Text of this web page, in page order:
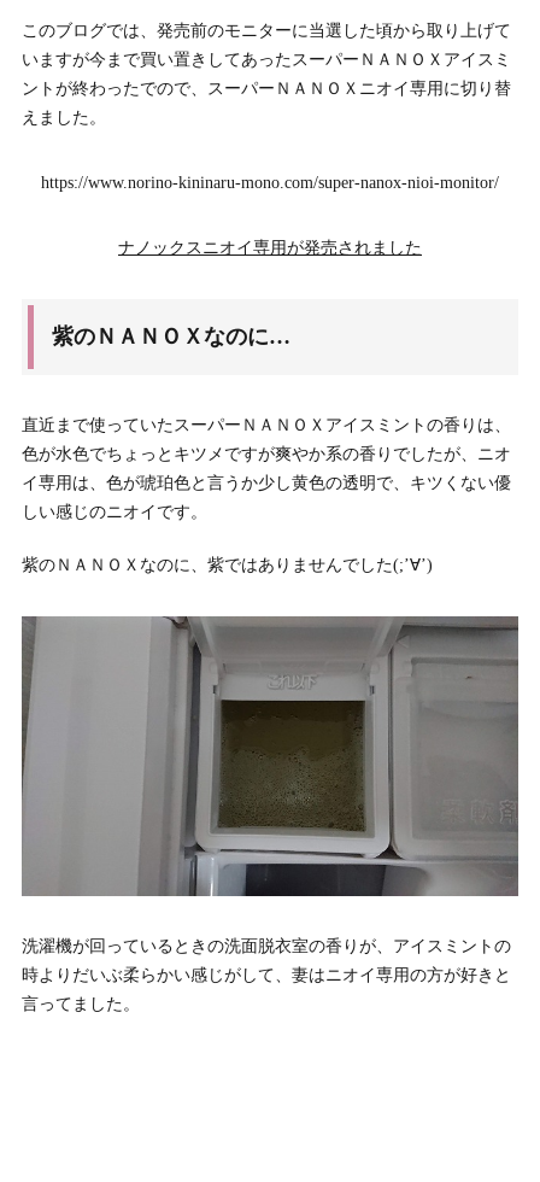
このブログでは、発売前のモニターに当選した頃から取り上げて
いますが今まで買い置きしてあったスーパーＮＡＮＯＸアイスミ
ントが終わったでので、スーパーＮＡＮＯＸニオイ専用に切り替
えました。
https://www.norino-kininaru-mono.com/super-nanox-nioi-monitor/
ナノックスニオイ専用が発売されました
紫のＮＡＮＯＸなのに…
直近まで使っていたスーパーＮＡＮＯＸアイスミントの香りは、
色が水色でちょっとキツメですが爽やか系の香りでしたが、ニオ
イ専用は、色が琥珀色と言うか少し黄色の透明で、キツくない優
しい感じのニオイです。
紫のＮＡＮＯＸなのに、紫ではありませんでした(;’∀’)
洗濯機が回っているときの洗面脱衣室の香りが、アイスミントの
時よりだいぶ柔らかい感じがして、妻はニオイ専用の方が好きと
言ってました。